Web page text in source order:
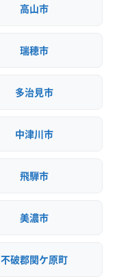
高山市
瑞穂市
多治見市
中津川市
飛騨市
美濃市
不破郡関ケ原町